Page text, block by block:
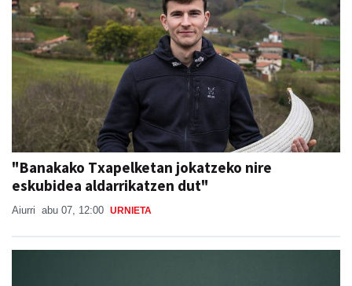
"Banakako Txapelketan jokatzeko nire
eskubidea aldarrikatzen dut"
Aiurri abu 07, 12:00 URNIETA